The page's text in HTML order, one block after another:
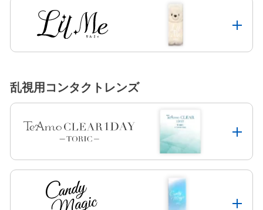
乱視用コンタクトレンズ